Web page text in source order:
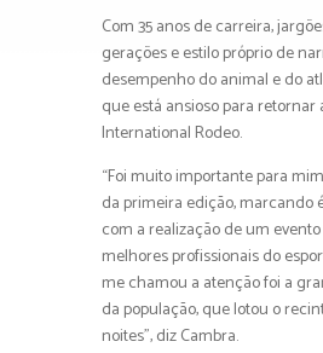
Com 35 anos de carreira,
gerações e estilo próprio de
desempenho do animal e do
que está ansioso para retornar
International Rodeo.
“Foi muito importante para
da primeira edição, marcando
com a realização de um
melhores profissionais do
me chamou a atenção foi a
da população, que lotou o
noites”, diz Cambra.